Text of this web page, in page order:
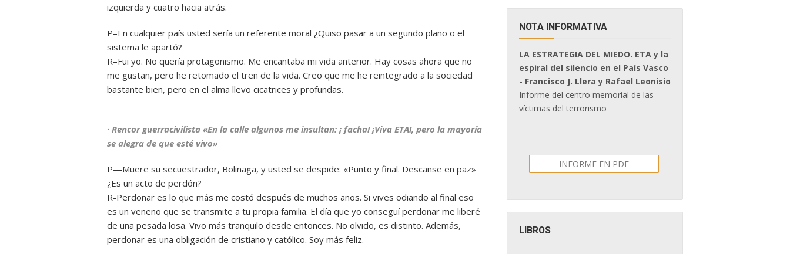
izquierda y cuatro hacia atrás.
P–En cualquier país usted sería un referente moral ¿Quiso pasar a un segundo plano o el
sistema le apartó?
R–Fui yo. No quería protagonismo. Me encantaba mi vida anterior. Hay cosas ahora que no
me gustan, pero he retomado el tren de la vida. Creo que me he reintegrado a la sociedad
bastante bien, pero en el alma llevo cicatrices y profundas.
· Rencor guerracivilista «En la calle algunos me insultan: ¡ facha! ¡Viva ETA!, pero la mayoría
se alegra de que esté vivo»
P—Muere su secuestrador, Bolinaga, y usted se despide: «Punto y final. Descanse en paz»
¿Es un acto de perdón?
R-Perdonar es lo que más me costó después de muchos años. Si vives odiando al final eso
es un veneno que se transmite a tu propia familia. El día que yo conseguí perdonar me liberé
de una pesada losa. Vivo más tranquilo desde entonces. No olvido, es distinto. Además,
perdonar es una obligación de cristiano y católico. Soy más feliz.
NOTA INFORMATIVA
LA ESTRATEGIA DEL MIEDO. ETA y la
espiral del silencio en el País Vasco
- Francisco J. Llera y Rafael Leonisio
Informe del centro memorial de las
víctimas del terrorismo
INFORME EN PDF
LIBROS